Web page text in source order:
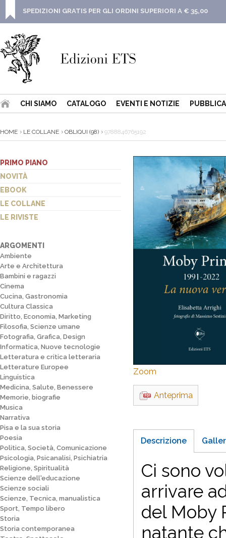
SPEDIZIONI GRATIS PER GLI ORDINI SUPERIORI A € 35,00
CHI SIAMO CATALOGO EVENTI E NOTIZIE
HOME LE COLLANE OBLIQUI (98) 9788846765192
PRIMO PIANO
NOVITÀ
EBOOK
LE COLLANE
LE RIVISTE
ARGOMENTI
Ambiente
Arte e Architettura
Bambini e ragazzi
Cinema
Cucina, Gastronomia
Cultura Classica
Diritto, Economia, Marketing
Filosofia, Scienze umane
Fotografia, Grafica, Design
Informatica, Nuove tecnologie
Letteratura e critica letteraria
Letterature Europee
Linguistica
Medicina, Salute, Benessere
Memorie, biografie
Musica
Narrativa
Pisa e la sua storia
Poesia
Politica, Società, Comunicazione
Psicologia, Psicanalisi, Psichiatria
Religione, Spiritualità
Scienze dell'educazione
Scienze sociali
Scienze, Tecnica, manualistica
Sport, Tempo libero
Storia
Storia contemporanea
Zoom
Anteprima
Descrizione
Ci sono
arrivare
del Moby
natante